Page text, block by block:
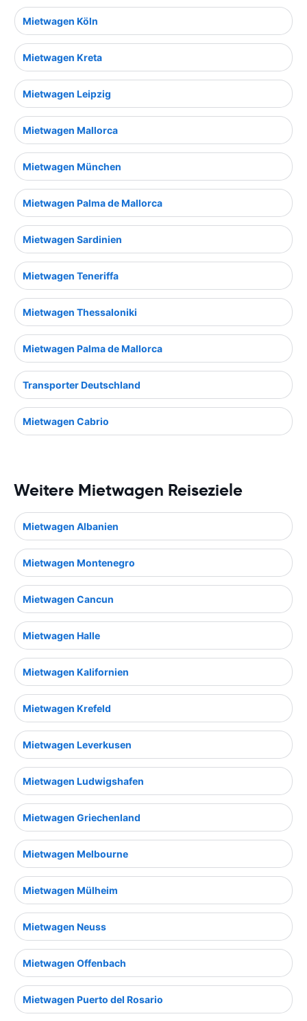
Mietwagen Köln
Mietwagen Kreta
Mietwagen Leipzig
Mietwagen Mallorca
Mietwagen München
Mietwagen Palma de Mallorca
Mietwagen Sardinien
Mietwagen Teneriffa
Mietwagen Thessaloniki
Mietwagen Palma de Mallorca
Transporter Deutschland
Mietwagen Cabrio
Weitere Mietwagen Reiseziele
Mietwagen Albanien
Mietwagen Montenegro
Mietwagen Cancun
Mietwagen Halle
Mietwagen Kalifornien
Mietwagen Krefeld
Mietwagen Leverkusen
Mietwagen Ludwigshafen
Mietwagen Griechenland
Mietwagen Melbourne
Mietwagen Mülheim
Mietwagen Neuss
Mietwagen Offenbach
Mietwagen Puerto del Rosario